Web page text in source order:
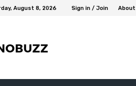
August 8, 2026 Sign in / Join About